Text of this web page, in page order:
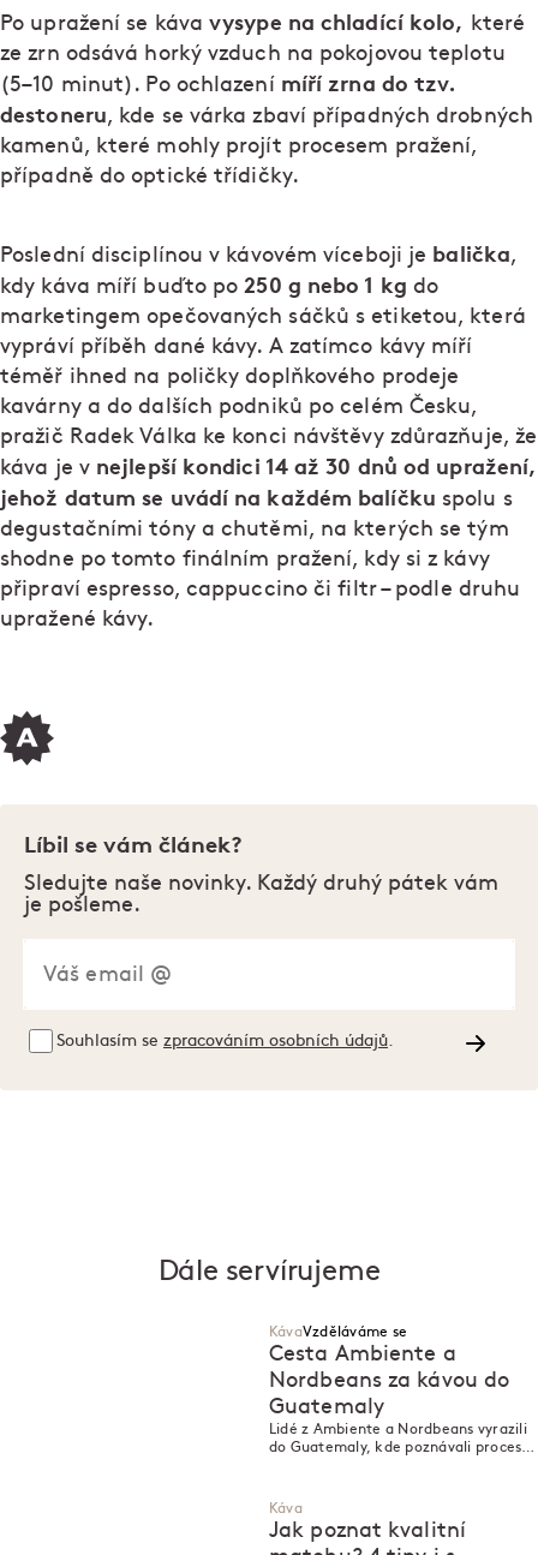
Po upražení se káva vysype na chladící kolo,
které
ze zrn odsává horký vzduch na pokojovou teplotu
(5–10 minut). Po ochlazení míří zrna do tzv.
destoneru, kde se várka zbaví případných drobných
kamenů, které mohly projít procesem pražení,
případně do optické třídičky.
Poslední disciplínou v kávovém víceboji je balička,
kdy káva míří buďto po250 g nebo 1 kg do
marketingem opečovaných sáčků s etiketou, která
vypráví příběh dané kávy. A zatímco kávy míří
téměř ihned na poličky doplňkového prodeje
kavárny a do dalších podniků po celém Česku,
pražič Radek Válka ke konci návštěvy zdůrazňuje, že
káva je v nejlepší kondici 14 až 30 dnů od upražení,
jehož datum se uvádí na každém balíčku spolu s
degustačními tóny a chutěmi, na kterých se tým
shodne po tomto finálním pražení, kdy si z kávy
připraví espresso, cappuccino či filtr – podle druhu
upražené kávy.
Líbil se vám článek?
Sledujte naše novinky. Každý druhý pátek vám
je pošleme.
Souhlasím se zpracováním osobních údajů
Dále servírujeme
KávaVzděláváme se
Cesta Ambiente a
Nordbeans za kávou do
Guatemaly
Lidé z Ambiente a Nordbeans vyrazili
do Guatemaly, kde poznávali proces
Káva
Jak poznat kvalitní